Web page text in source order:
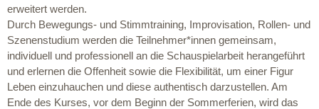
erweitert werden.
Durch Bewegungs- und Stimmtraining, Improvisation, Rollen- und
Szenenstudium werden die Teilnehmer*innen gemeinsam,
individuell und professionell an die Schauspielarbeit herangeführt
und erlernen die Offenheit sowie die Flexibilität, um einer Figur
Leben einzuhauchen und diese authentisch darzustellen. Am
Ende des Kurses, vor dem Beginn der Sommerferien, wird das